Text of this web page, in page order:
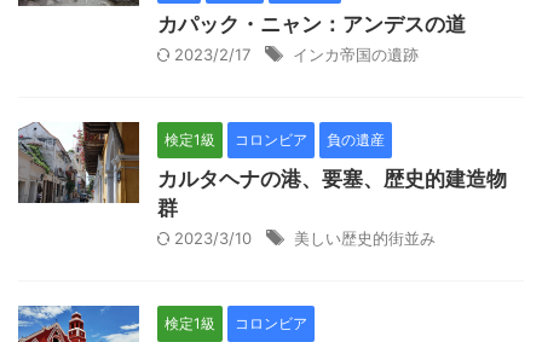
カパック・ニャン：アンデスの道
2023/2/17 インカ帝国の遺跡
検定1級 コロンビア 負の遺産
カルタヘナの港、要塞、歴史的建造物
群
2023/3/10 美しい歴史的街並み
検定1級 コロンビア